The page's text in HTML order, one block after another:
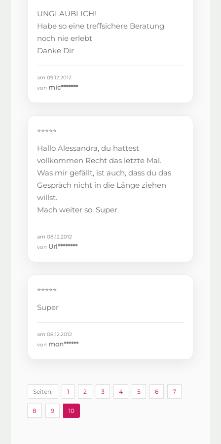
UNGLAUBLICH!
Habe so eine treffsichere Beratung
noch nie erlebt
Danke Dir
am 09.12.2012
von mic*******
⭐⭐⭐⭐⭐
Hallo Alessandra, du hattest
vollkommen Recht das letzte Mal.
Was mir gefällt, ist auch, dass du das
Gespräch nicht in die Länge ziehen
willst.
Mach weiter so. Super.
am 08.12.2012
von Url********
⭐⭐⭐⭐⭐
Super
am 08.12.2012
von mon******
Seiten: 1 2 3 4 5 6 7
8 9 10